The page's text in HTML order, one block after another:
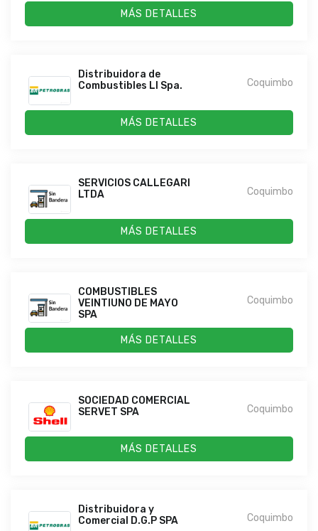
MÁS DETALLES
Distribuidora de
Combustibles LI Spa.
Coquimbo
MÁS DETALLES
SERVICIOS CALLEGARI
LTDA
Coquimbo
MÁS DETALLES
COMBUSTIBLES
VEINTIUNO DE MAYO
SPA
Coquimbo
MÁS DETALLES
SOCIEDAD COMERCIAL
SERVET SPA
Coquimbo
MÁS DETALLES
Distribuidora y
Comercial D.G.P SPA
Coquimbo